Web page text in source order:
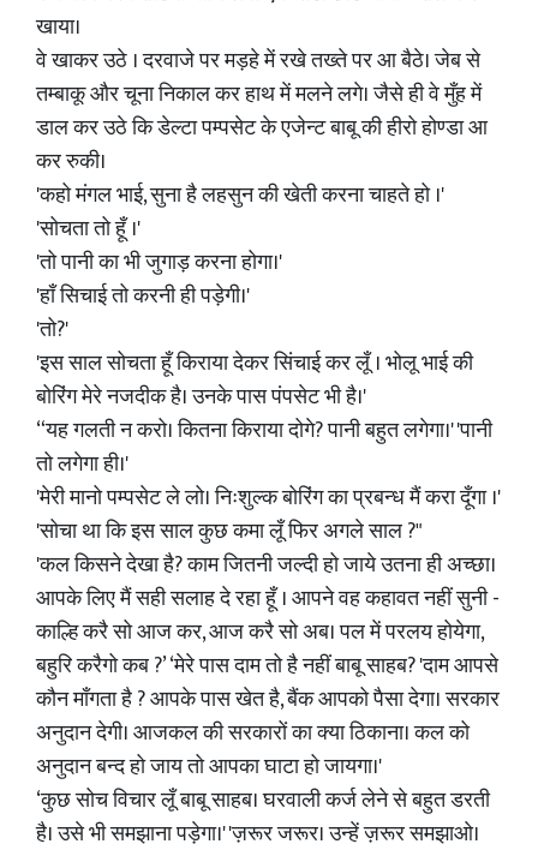
खाया।
वे खाकर उठे । दरवाजे पर मड़हे में रखे तख्ते पर आ बैठे। जेब से
तम्बाकू और चूना निकाल कर हाथ में मलने लगे। जैसे ही वे मुँह में
डाल कर उठे कि डेल्टा पम्पसेट के एजेन्ट बाबू की हीरो होण्डा आ
कर रुकी।
'कहो मंगल भाई, सुना है लहसुन की खेती करना चाहते हो ।'
'सोचता तो हूँ ।'
'तो पानी का भी जुगाड़ करना होगा।'
'हाँ सिचाई तो करनी ही पड़ेगी।'
'तो?'
'इस साल सोचता हूँ किराया देकर सिंचाई कर लूँ । भोलू भाई की
बोरिंग मेरे नजदीक है। उनके पास पंपसेट भी है।'
“यह गलती न करो। कितना किराया दोगे? पानी बहुत लगेगा।' 'पानी
तो लगेगा ही।'
'मेरी मानो पम्पसेट ले लो। निःशुल्क बोरिंग का प्रबन्ध मैं करा दूँगा ।'
'सोचा था कि इस साल कुछ कमा लूँ फिर अगले साल ?"
'कल किसने देखा है? काम जितनी जल्दी हो जाये उतना ही अच्छा।
आपके लिए मैं सही सलाह दे रहा हूँ । आपने वह कहावत नहीं सुनी -
काल्हि करै सो आज कर, आज करै सो अब। पल में परलय होयेगा,
बहुरि करैगो कब ?’ ‘मेरे पास दाम तो है नहीं बाबू साहब? 'दाम आपसे
कौन माँगता है ? आपके पास खेत है, बैंक आपको पैसा देगा। सरकार
अनुदान देगी। आजकल की सरकारों का क्या ठिकाना। कल को
अनुदान बन्द हो जाय तो आपका घाटा हो जायगा।'
‘कुछ सोच विचार लूँ बाबू साहब। घरवाली कर्ज लेने से बहुत डरती
है। उसे भी समझाना पड़ेगा।' 'ज़रूर जरूर। उन्हें ज़रूर समझाओ।